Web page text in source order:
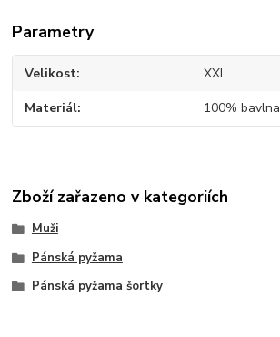
Parametry
Velikost XXL
Materiál 100% bavlna
Zboží zařazeno v kategoriích
Muži
Pánská pyžama
Pánská pyžama šortky